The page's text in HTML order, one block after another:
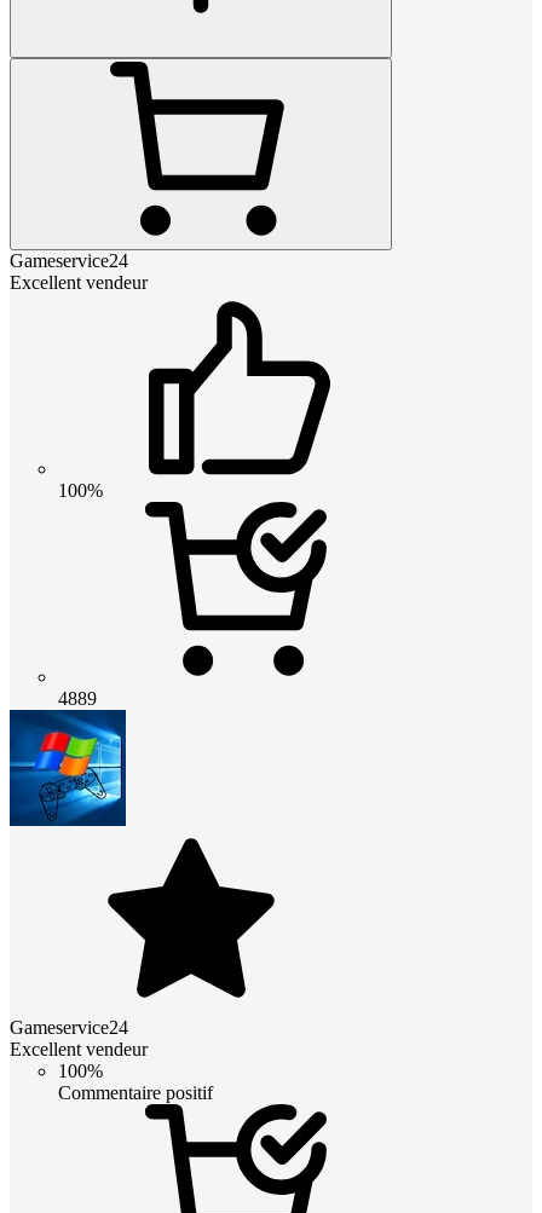
Gameservice24
Excellent vendeur
100%
4889
Gameservice24
Excellent vendeur
100%
Commentaire positif